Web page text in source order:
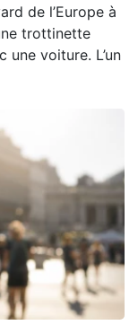
de l’Europe à
trottinette
une voiture. L’un